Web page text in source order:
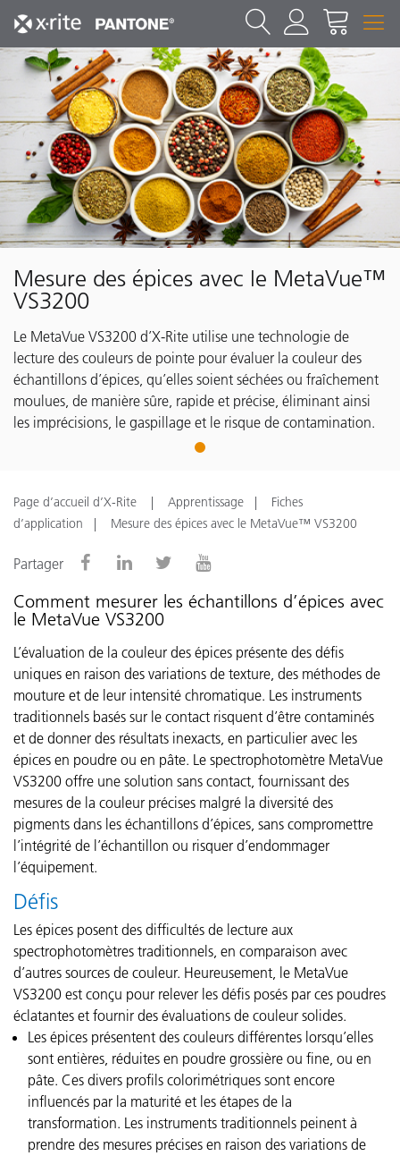
Mesure des épices avec le MetaVue™
VS3200
Le MetaVue VS3200 d’X-Rite utilise une technologie de
lecture des couleurs de pointe pour évaluer la couleur des
échantillons d’épices, qu’elles soient séchées ou fraîchement
moulues, de manière sûre, rapide et précise, éliminant ainsi
les imprécisions, le gaspillage et le risque de contamination.
1
Page d’accueil d’X-Rite Apprentissage
Fiches
d’application
Mesure des épices avec le MetaVue™ VS3200
Partager
Comment mesurer les échantillons d’épices avec
le MetaVue VS3200
L’évaluation de la couleur des épices présente des défis
uniques en raison des variations de texture, des méthodes de
mouture et de leur intensité chromatique. Les instruments
traditionnels basés sur le contact risquent d’être contaminés
et de donner des résultats inexacts, en particulier avec les
épices en poudre ou en pâte. Le spectrophotomètre MetaVue
VS3200 offre une solution sans contact, fournissant des
mesures de la couleur précises malgré la diversité des
pigments dans les échantillons d’épices, sans compromettre
l’intégrité de l’échantillon ou risquer d’endommager
l’équipement.
Défis
Les épices posent des difficultés de lecture aux
spectrophotomètres traditionnels, en comparaison avec
d’autres sources de couleur. Heureusement, le MetaVue
VS3200 est conçu pour relever les défis posés par ces poudres
éclatantes et fournir des évaluations de couleur solides.
Les épices présentent des couleurs différentes lorsqu’elles
sont entières, réduites en poudre grossière ou fine, ou en
pâte. Ces divers profils colorimétriques sont encore
influencés par la maturité et les étapes de la
transformation. Les instruments traditionnels peinent à
prendre des mesures précises en raison des variations de